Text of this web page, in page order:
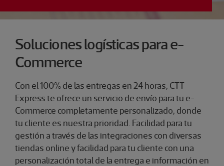
Soluciones logísticas para e-
Commerce
Con el 100% de las entregas en 24 horas, CTT
Express te ofrece un servicio de envío para tu e-
Commerce completamente personalizado, donde
tu cliente es nuestra prioridad. Facilidad para tu
gestión a través de las integraciones con diversas
tiendas online y facilidad para tu cliente con una
personalización total de la entrega e información en